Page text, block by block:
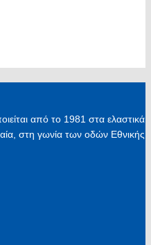
από το 1981 στα ελαστικά
στη γωνία των οδών Εθνικής